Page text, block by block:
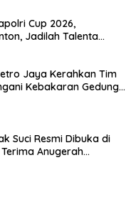
Cup 2026,
Jadilah Talenta
Jaya Kerahkan Tim
Kebakaran Gedung
Suci Resmi Dibuka di
Anugerah